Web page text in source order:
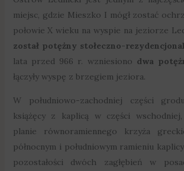
miejsc, gdzie Mieszko I mógł zostać
połowie X wieku na wyspie na jeziorze
został potężny stołeczno-
lata przed 966 r. wzniesiono dwa
łączyły wyspę z brzegiem jeziora.
W południowo-zachodniej części
książęcy z kaplicą w części wschodniej,
planie równoramiennego krzyża
północnym i południowym ramieniu
pozostałości dwóch zagłębień w